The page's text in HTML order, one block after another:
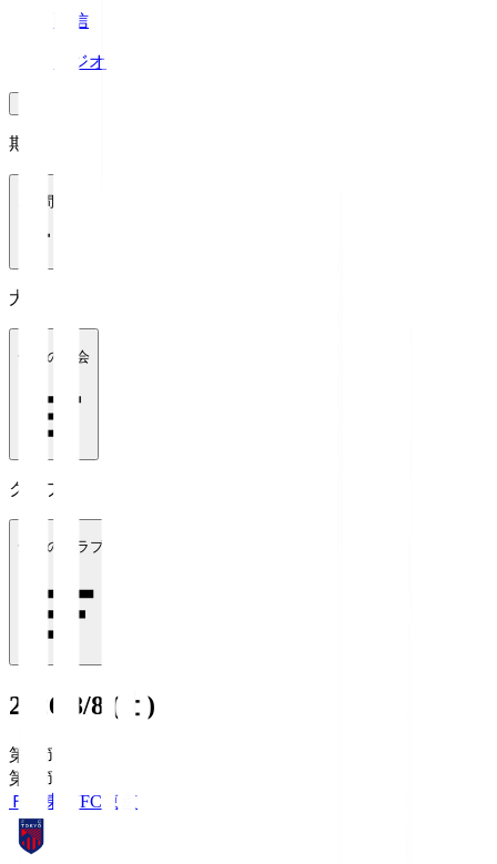
配信
ラジオ
期間
1週間
大会
全ての大会
クラブ
全てのクラブ
2026/8/8 (土)
第1節
第1節
ＦＣ東京FC東京